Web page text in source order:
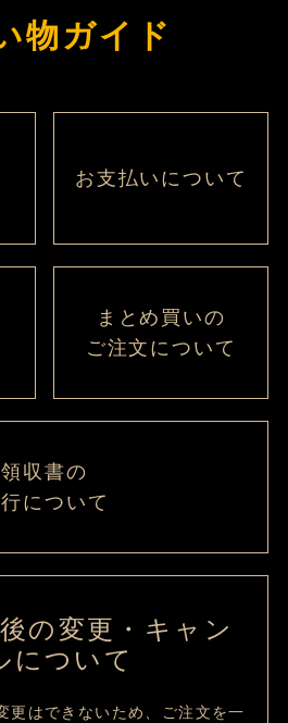
物ガイド
お支払いについて
まとめ買いの
ご注文について
領収書の
について
の変更・キャン
について
更はできないため、ご注文を一